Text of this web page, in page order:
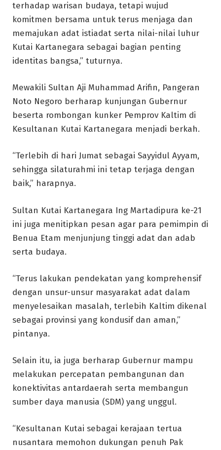
terhadap warisan budaya, tetapi wujud
komitmen bersama untuk terus menjaga dan
memajukan adat istiadat serta nilai-nilai luhur
Kutai Kartanegara sebagai bagian penting
identitas bangsa,” tuturnya.
Mewakili Sultan Aji Muhammad Arifin, Pangeran
Noto Negoro berharap kunjungan Gubernur
beserta rombongan kunker Pemprov Kaltim di
Kesultanan Kutai Kartanegara menjadi berkah.
“Terlebih di hari Jumat sebagai Sayyidul Ayyam,
sehingga silaturahmi ini tetap terjaga dengan
baik,” harapnya.
Sultan Kutai Kartanegara Ing Martadipura ke-21
ini juga menitipkan pesan agar para pemimpin di
Benua Etam menjunjung tinggi adat dan adab
serta budaya.
“Terus lakukan pendekatan yang komprehensif
dengan unsur-unsur masyarakat adat dalam
menyelesaikan masalah, terlebih Kaltim dikenal
sebagai provinsi yang kondusif dan aman,”
pintanya.
Selain itu, ia juga berharap Gubernur mampu
melakukan percepatan pembangunan dan
konektivitas antardaerah serta membangun
sumber daya manusia (SDM) yang unggul.
“Kesultanan Kutai sebagai kerajaan tertua
nusantara memohon dukungan penuh Pak